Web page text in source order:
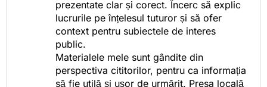
prezentate clar și corect. Încerc să explic
lucrurile pe înțelesul tuturor și să ofer
context pentru subiectele de interes
public.
Materialele mele sunt gândite din
perspectiva cititorilor, pentru ca informația
să fie utilă și ușor de urmărit. Presa locală